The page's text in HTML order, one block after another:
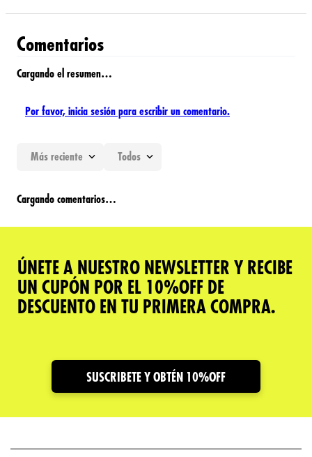
Comentarios
Cargando el resumen…
Por favor, inicia sesión para escribir un comentario.
Más reciente Todos
Cargando comentarios…
ÚNETE A NUESTRO NEWSLETTER Y RECIBE
UN CUPÓN POR EL 10%OFF DE
DESCUENTO EN TU PRIMERA COMPRA.
SUSCRIBETE Y OBTÉN 10%OFF